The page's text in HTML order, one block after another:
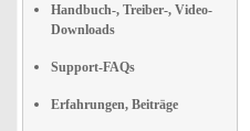
Handbuch-, Treiber-, Video-
Downloads
Support-FAQs
Erfahrungen, Beiträge